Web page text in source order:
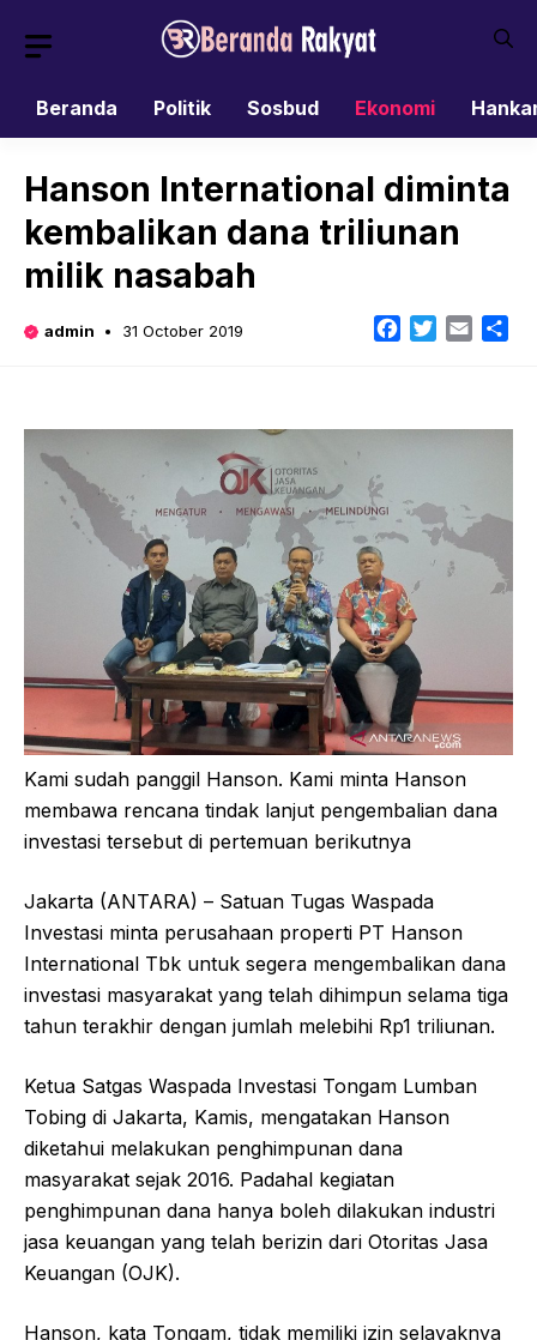
Beranda
Politik Sosbud Ekonomi
Hanson International diminta
kembalikan dana triliunan
milik nasabah
admin 31 October 2019 Facebook
TwitterEmail
Kami sudah panggil Hanson. Kami minta Hanson
membawa rencana tindak lanjut pengembalian dana
investasi tersebut di pertemuan berikutnya
Jakarta (ANTARA) – Satuan Tugas Waspada
Investasi minta perusahaan properti PT Hanson
International Tbk untuk segera mengembalikan dana
investasi masyarakat yang telah dihimpun selama tiga
tahun terakhir dengan jumlah melebihi Rp1 triliunan.
Ketua Satgas Waspada Investasi Tongam Lumban
Tobing di Jakarta, Kamis, mengatakan Hanson
diketahui melakukan penghimpunan dana
masyarakat sejak 2016. Padahal kegiatan
penghimpunan dana hanya boleh dilakukan industri
jasa keuangan yang telah berizin dari Otoritas Jasa
Keuangan (OJK).
Hanson, kata Tongam, tidak memiliki izin selayaknya